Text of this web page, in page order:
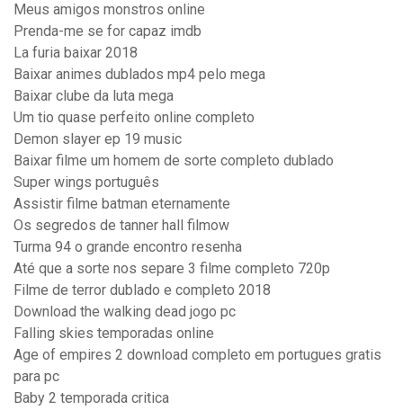
Meus amigos monstros online
Prenda-me se for capaz imdb
La furia baixar 2018
Baixar animes dublados mp4 pelo mega
Baixar clube da luta mega
Um tio quase perfeito online completo
Demon slayer ep 19 music
Baixar filme um homem de sorte completo dublado
Super wings português
Assistir filme batman eternamente
Os segredos de tanner hall filmow
Turma 94 o grande encontro resenha
Até que a sorte nos separe 3 filme completo 720p
Filme de terror dublado e completo 2018
Download the walking dead jogo pc
Falling skies temporadas online
Age of empires 2 download completo em portugues gratis
para pc
Baby 2 temporada critica